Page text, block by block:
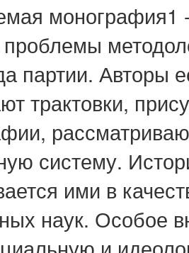
монография1
партии. Авторы
трактовки,
систему.
ими в
наук. Особое